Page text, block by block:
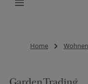
Home Wohnen